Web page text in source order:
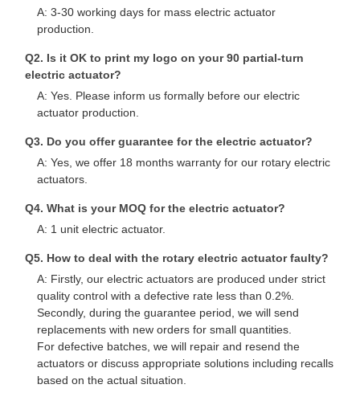
A: 3-30 working days for mass electric actuator
production.
Q2. Is it OK to print my logo on your 90 partial-turn
electric actuator?
A: Yes. Please inform us formally before our electric
actuator production.
Q3. Do you offer guarantee for the electric actuator?
A: Yes, we offer 18 months warranty for our rotary electric
actuators.
Q4. What is your MOQ for the electric actuator?
A: 1 unit electric actuator.
Q5. How to deal with the rotary electric actuator faulty?
A: Firstly, our electric actuators are produced under strict
quality control with a defective rate less than 0.2%.
Secondly, during the guarantee period, we will send
replacements with new orders for small quantities.
For defective batches, we will repair and resend the
actuators or discuss appropriate solutions including recalls
based on the actual situation.